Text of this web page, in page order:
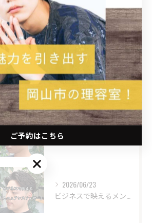
最近の投稿 Recent Posts
2026/08/06
【夏メンズヘアスタイル】ベリーショート/短髪/ツーブロック/アップバング/フェードカット/ブリーチカラー stylist甲本雅人
2026/07/03
2026/06/23
ビジネスで映えるメンズパーマ【大人ニュアンスフェザー】20代/30代/40代 stylist甲本雅人
ご予約はこちら
ご予約はこちら